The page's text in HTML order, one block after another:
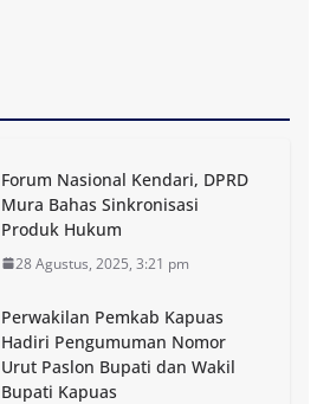
Forum Nasional Kendari, DPRD
Mura Bahas Sinkronisasi
Produk Hukum
28 Agustus, 2025, 3:21 pm
Perwakilan Pemkab Kapuas
Hadiri Pengumuman Nomor
Urut Paslon Bupati dan Wakil
Bupati Kapuas